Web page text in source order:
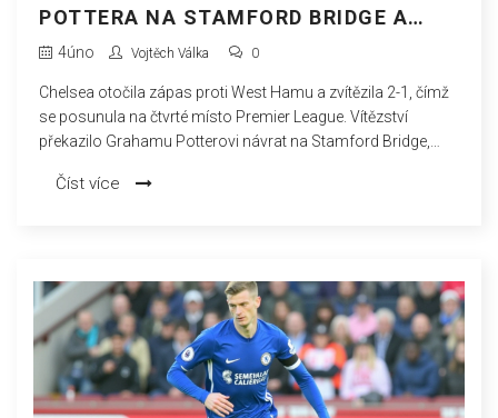
POTTERA NA STAMFORD BRIDGE A
POSUNULI SE NA ČTVRTÉ MÍSTO
4úno Vojtěch Válka 0
Chelsea otočila zápas proti West Hamu a zvítězila 2-1, čímž
se posunula na čtvrté místo Premier League. Vítězství
překazilo Grahamu Potterovi návrat na Stamford Bridge,
Číst více